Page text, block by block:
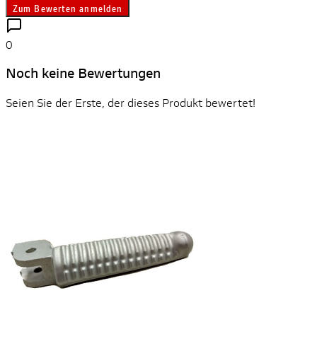
Zum Bewerten anmelden
0
Noch keine Bewertungen
Seien Sie der Erste, der dieses Produkt bewertet!